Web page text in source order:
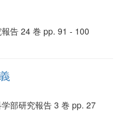
告 24 巻 pp. 91 - 100
部研究報告 3 巻 pp. 27